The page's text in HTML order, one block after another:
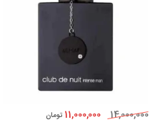
14,000,000
11,000,000 تومان